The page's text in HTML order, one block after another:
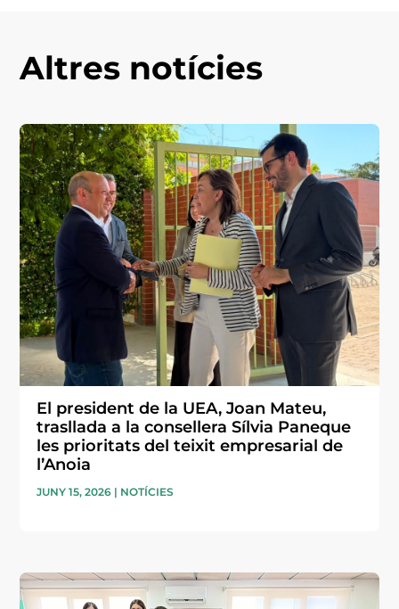
Altres notícies
El president de la UEA, Joan Mateu,
trasllada a la consellera Sílvia Paneque
les prioritats del teixit empresarial de
l’Anoia
JUNY 15, 2026 | NOTÍCIES